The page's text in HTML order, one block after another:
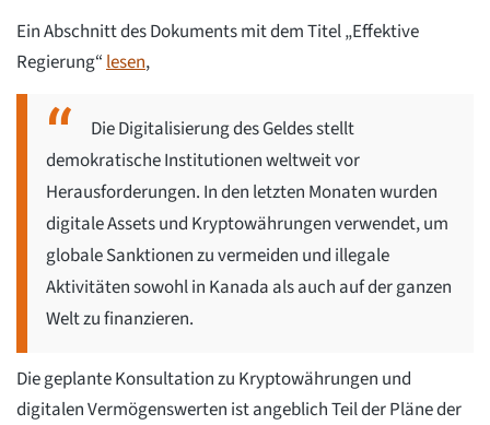
Ein Abschnitt des Dokuments mit dem Titel „Effektive
Regierung“lesen,
Die Digitalisierung des Geldes stellt
demokratische Institutionen weltweit vor
Herausforderungen. In den letzten Monaten wurden
digitale Assets und Kryptowährungen verwendet, um
globale Sanktionen zu vermeiden und illegale
Aktivitäten sowohl in Kanada als auch auf der ganzen
Welt zu finanzieren.
Die geplante Konsultation zu Kryptowährungen und
digitalen Vermögenswerten ist angeblich Teil der Pläne der